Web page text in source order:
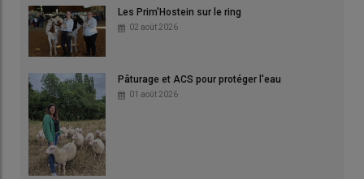
Les Prim'Hostein sur le ring
02 août 2026
Pâturage et ACS pour protéger l'eau
01 août 2026